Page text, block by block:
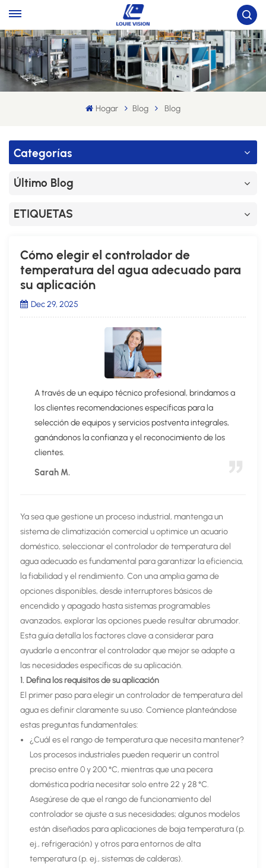
Hogar Blog Blog
Categorías
Último Blog
ETIQUETAS
Cómo elegir el controlador de
temperatura del agua adecuado para
su aplicación
Dec 29, 2025
A través de un equipo técnico profesional, brindamos a
los clientes recomendaciones específicas para la
selección de equipos y servicios postventa integrales,
ganándonos la confianza y el reconocimiento de los
clientes.
Sarah M.
Ya sea que gestione un proceso industrial, mantenga un
sistema de climatización comercial u optimice un acuario
doméstico, seleccionar el controlador de temperatura del
agua adecuado es fundamental para garantizar la eficiencia,
la fiabilidad y el rendimiento. Con una amplia gama de
opciones disponibles, desde interruptores básicos de
encendido y apagado hasta sistemas programables
avanzados, explorar las opciones puede resultar abrumador.
Esta guía detalla los factores clave a considerar para
ayudarle a encontrar el controlador que mejor se adapte a
las necesidades específicas de su aplicación.
1. Defina los requisitos de su aplicación
El primer paso para elegir un controlador de temperatura del
agua es definir claramente su uso. Comience planteándose
estas preguntas fundamentales:
¿Cuál es el rango de temperatura que necesita mantener?
Los procesos industriales pueden requerir un control
preciso entre 0 y 200 °C, mientras que una pecera
doméstica podría necesitar solo entre 22 y 28 °C.
Asegúrese de que el rango de funcionamiento del
controlador se ajuste a sus necesidades; algunos modelos
están diseñados para aplicaciones de baja temperatura (p.
ej., refrigeración) y otros para entornos de alta
temperatura (p. ej., sistemas de calderas).